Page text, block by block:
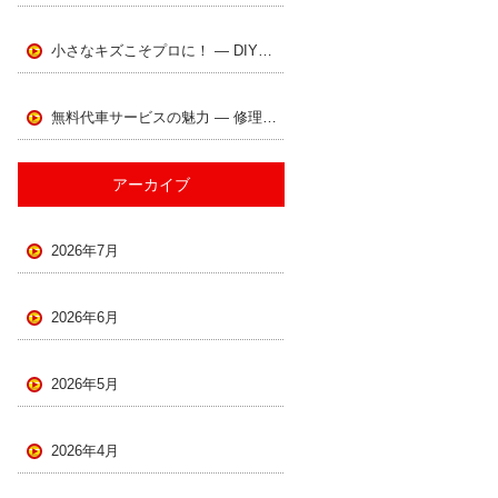
小さなキズこそプロに！ ― DIYでは難しい理由とは ―
無料代車サービスの魅力 ― 修理中も快適なカーライフをサポート
アーカイブ
2026年7月
2026年6月
2026年5月
2026年4月